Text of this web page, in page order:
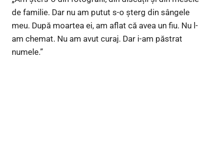
de familie. Dar nu am putut s-o șterg din sângele
meu. După moartea ei, am aflat că avea un fiu. Nu l-
am chemat. Nu am avut curaj. Dar i-am păstrat
numele.”